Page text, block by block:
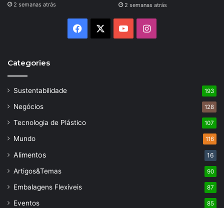
2 semanas atrás 2 semanas atrás
Facebook YouTubeInstagram
Categories
Sustentabilidade 193
Negócios 128
Tecnologia de Plástico 107
Mundo 116
Alimentos 16
Artigos&Temas 90
Embalagens Flexíveis 87
Eventos 85